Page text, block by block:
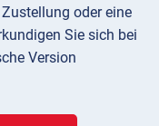
oder eine
Sie sich bei
Version